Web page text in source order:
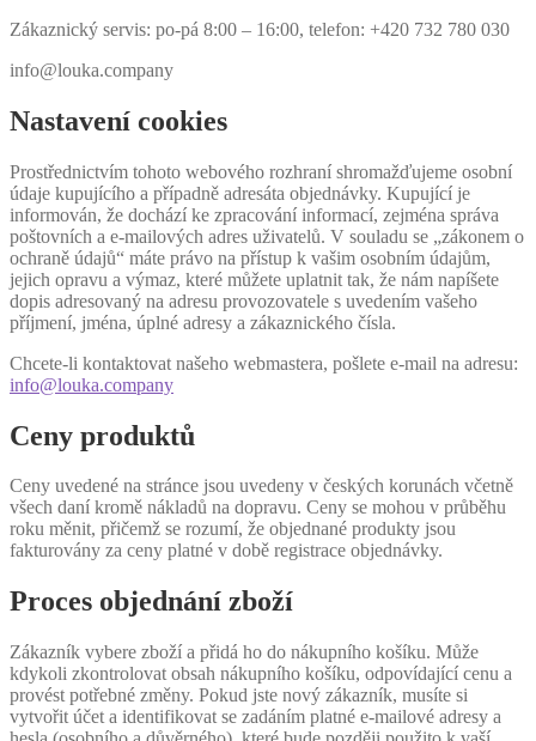
Zákaznický servis: po-pá 8:00 – 16:00, telefon: +420 732 780 030
info@louka.company
Nastavení cookies
Prostřednictvím tohoto webového rozhraní shromažďujeme osobní
údaje kupujícího a případně adresáta objednávky. Kupující je
informován, že dochází ke zpracování informací, zejména správa
poštovních a e-mailových adres uživatelů. V souladu se „zákonem o
ochraně údajů“ máte právo na přístup k vašim osobním údajům,
jejich opravu a výmaz, které můžete uplatnit tak, že nám napíšete
dopis adresovaný na adresu provozovatele s uvedením vašeho
příjmení, jména, úplné adresy a zákaznického čísla.
Chcete-li kontaktovat našeho webmastera, pošlete e-mail na adresu:
info@louka.company
Ceny produktů
Ceny uvedené na stránce jsou uvedeny v českých korunách včetně
všech daní kromě nákladů na dopravu. Ceny se mohou v průběhu
roku měnit, přičemž se rozumí, že objednané produkty jsou
fakturovány za ceny platné v době registrace objednávky.
Proces objednání zboží
Zákazník vybere zboží a přidá ho do nákupního košíku. Může
kdykoli zkontrolovat obsah nákupního košíku, odpovídající cenu a
provést potřebné změny. Pokud jste nový zákazník, musíte si
vytvořit účet a identifikovat se zadáním platné e-mailové adresy a